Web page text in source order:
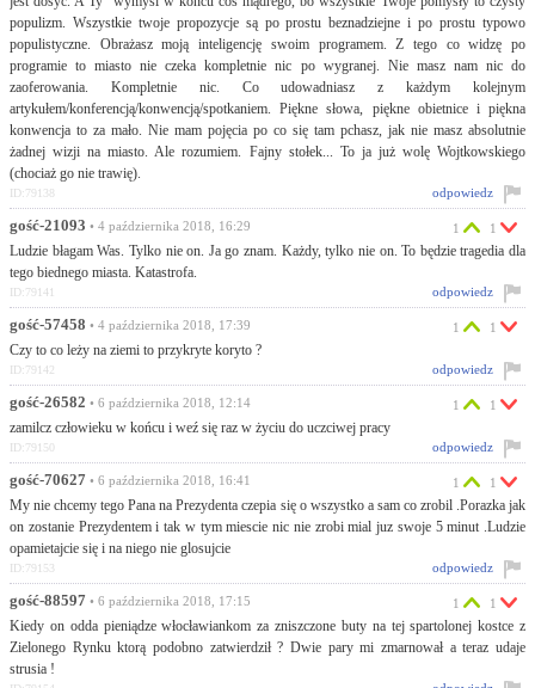
populizm. Wszystkie twoje propozycje są po prostu beznadziejne i po prostu typowo
populistyczne. Obrażasz moją inteligencję swoim programem. Z tego co widzę po
programie to miasto nie czeka kompletnie nic po wygranej. Nie masz nam nic do
zaoferowania. Kompletnie nic. Co udowadniasz z każdym kolejnym
artykułem/konferencją/konwencją/spotkaniem. Piękne słowa, piękne obietnice i piękna
konwencja to za mało. Nie mam pojęcia po co się tam pchasz, jak nie masz absolutnie
żadnej wizji na miasto. Ale rozumiem. Fajny stołek... To ja już wolę Wojtkowskiego
(chociaż go nie trawię).
odpowiedz
ID:79138
gość-21093 • 4 października 2018, 16:29
Ludzie błagam Was. Tylko nie on. Ja go znam. Każdy, tylko nie on. To będzie tragedia dla
tego biednego miasta. Katastrofa.
1 1
odpowiedz
ID:79141
gość-57458 • 4 października 2018, 17:39
Czy to co leży na ziemi to przykryte koryto ?
1 1
odpowiedz
ID:79142
gość-26582 • 6 października 2018, 12:14
zamilcz człowieku w końcu i weź się raz w życiu do uczciwej pracy
1 1
odpowiedz
ID:79150
gość-70627 • 6 października 2018, 16:41
My nie chcemy tego Pana na Prezydenta czepia się o wszystko a sam co zrobil .Porazka jak
on zostanie Prezydentem i tak w tym miescie nic nie zrobi mial juz swoje 5 minut .Ludzie
opamietajcie się i na niego nie glosujcie
1 1
odpowiedz
ID:79153
gość-88597 • 6 października 2018, 17:15
Kiedy on odda pieniądze włocławiankom za zniszczone buty na tej spartolonej kostce z
Zielonego Rynku ktorą podobno zatwierdził ? Dwie pary mi zmarnował a teraz udaje
strusia !
1 1